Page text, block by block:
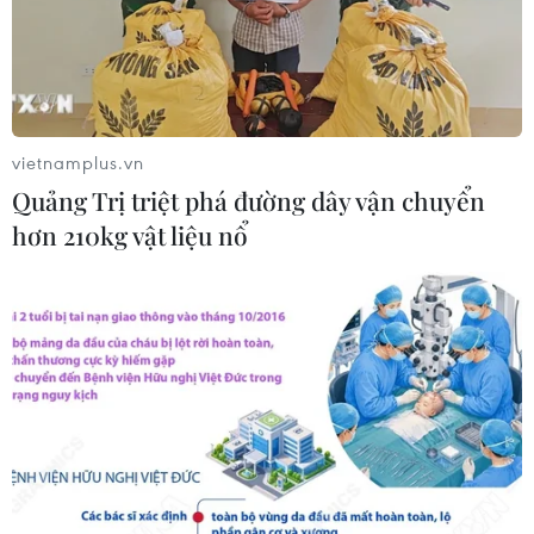
22/07/2026 06:02
Xem thêm
Tổng Biên tập: TRẦN TIẾN DUẨN
Phó Tổng Biên tập: NGUYỄN THỊ TÁM, KHÚC THANH
THỦY
Sở hữu trí tuệ
Quy định sử dụng
Hỗ trợ
vietnamplus.vn
Quảng Trị triệt phá đường dây vận chuyển
hơn 210kg vật liệu nổ